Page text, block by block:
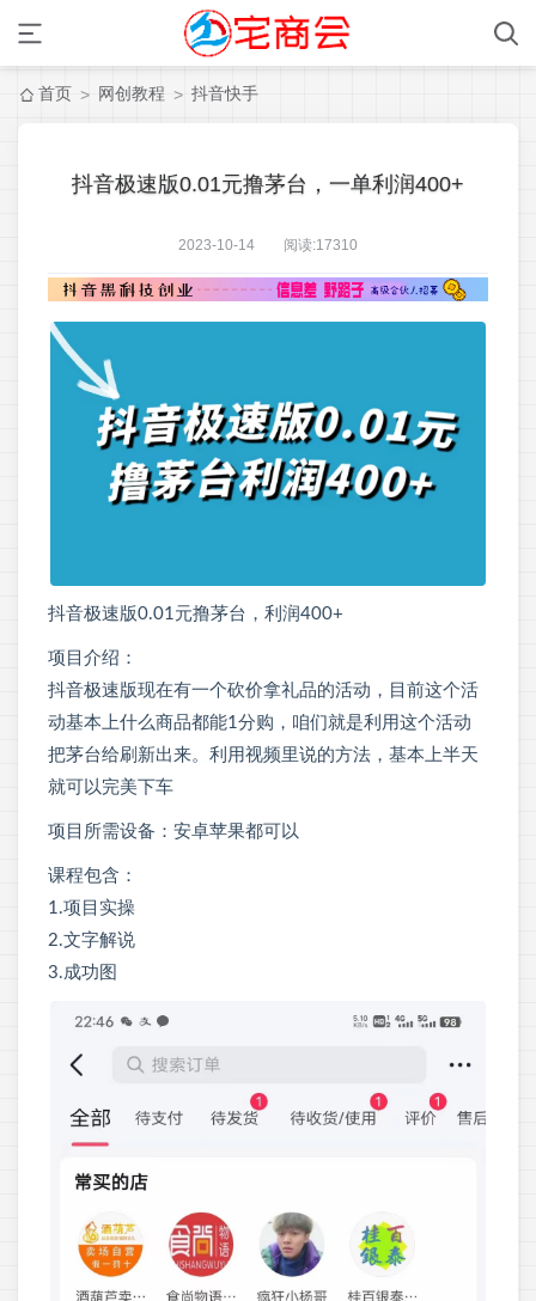
首页 > 网创教程 > 抖音快手
抖音极速版0.01元撸茅台，一单利润400+
2023-10-14 阅读:17310
抖音极速版0.01元撸茅台，利润400+
项目介绍：
抖音极速版现在有一个砍价拿礼品的活动，目前这个活
动基本上什么商品都能1分购，咱们就是利用这个活动
把茅台给刷新出来。利用视频里说的方法，基本上半天
就可以完美下车
项目所需设备：安卓苹果都可以
课程包含：
1.项目实操
2.文字解说
3.成功图